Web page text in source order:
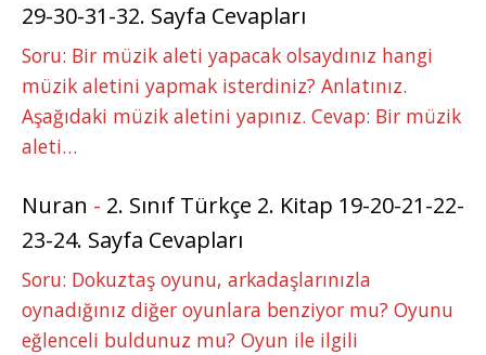
29-30-31-32. Sayfa Cevapları
Soru: Bir müzik aleti yapacak olsaydınız hangi
müzik aletini yapmak isterdiniz? Anlatınız.
Aşağıdaki müzik aletini yapınız. Cevap: Bir müzik
aleti…
Nuran - 2. Sınıf Türkçe 2. Kitap 19-20-21-22-
23-24. Sayfa Cevapları
Soru: Dokuztaş oyunu, arkadaşlarınızla
oynadığınız diğer oyunlara benziyor mu? Oyunu
eğlenceli buldunuz mu? Oyun ile ilgili